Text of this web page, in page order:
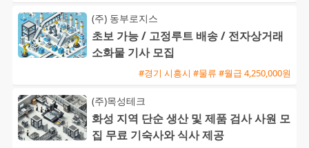
(주) 동부로지스
초보 가능 / 고정루트 배송 / 전자상거래
소화물 기사 모집
#경기 시흥시 #물류 #월급 4,250,000원
(주)목성테크
화성 지역 단순 생산 및 제품 검사 사원 모
집 무료 기숙사와 식사 제공